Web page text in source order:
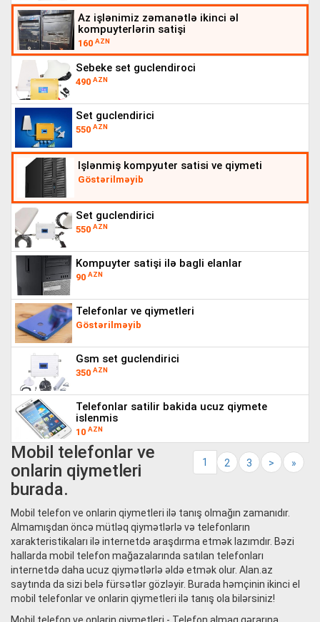
az işlənimiz zəmanətlə ikinci əl
kompuyterlərin satişi
160 AZN
sebeke set guclendiroci
490 AZN
set guclendirici
550 AZN
işlənmiş kompyuter satisi ve qiymeti
Göstərilməyib
set guclendirici
550 AZN
kompuyter satişi ilə bagli elanlar
90 AZN
telefonlar ve qiymetleri
Göstərilməyib
gsm set guclendirici
350 AZN
telefonlar satilir bakida ucuz qiymete
islenmis
10 AZN
1 2 3 > »
Mobil telefonlar ve
onlarin qiymetleri
burada.
Mobil telefon ve onlarin qiymetleri ilə tanış olmağın zamanıdır.
Almamışdan öncə mütləq qiymətlərlə və telefonların
xarakteristikaları ilə internetdə araşdırma etmək lazımdır. Bəzi
hallarda mobil telefon mağazalarında satılan telefonları
internetdə daha ucuz qiymətlərlə əldə etmək olur. Alan.az
saytında da sizi belə fürsətlər gözləyir. Burada həmçinin ikinci el
mobil telefonlar ve onlarin qiymetleri ilə tanış ola bilərsiniz!